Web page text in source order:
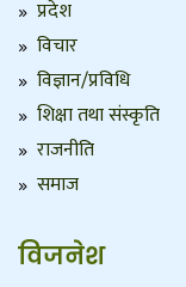
प्रदेश
विचार
विज्ञान/प्रविधि
शिक्षा तथा संस्कृति
राजनीति
समाज
विजनेश